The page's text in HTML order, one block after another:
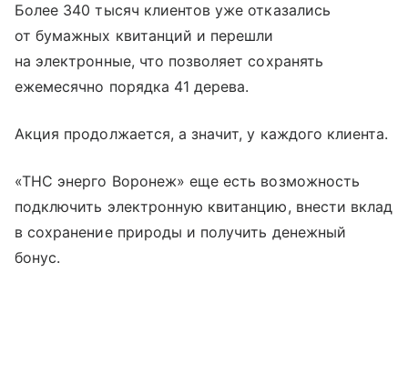
Более 340 тысяч клиентов уже отказались
от бумажных квитанций и перешли
на электронные, что позволяет сохранять
ежемесячно порядка 41 дерева.
Акция продолжается, а значит, у каждого клиента.
«ТНС энерго Воронеж» еще есть возможность
подключить электронную квитанцию, внести вклад
в сохранение природы и получить денежный
бонус.